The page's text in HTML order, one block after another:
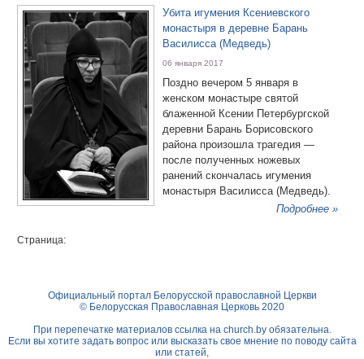
Убита игумения Ксениевского
монастыря в деревне Барань
Василисса (Медведь)
06 января 2017
Поздно вечером 5 января в
женском монастыре святой
блаженной Ксении Петербургской
деревни Барань Борисовского
района произошла трагедия —
после полученных ножевых
ранений скончалась игумения
монастыря Василисса (Медведь).
Подробнее »
Страница:
Официальный портал Белорусской православной Церкви
© Белорусская Православная Церковь 2020
При перепечатке материалов ссылка на church.byобязательна.
Если вы хотите задать вопрос или высказать свое мнение по поводу сайта
или статей,